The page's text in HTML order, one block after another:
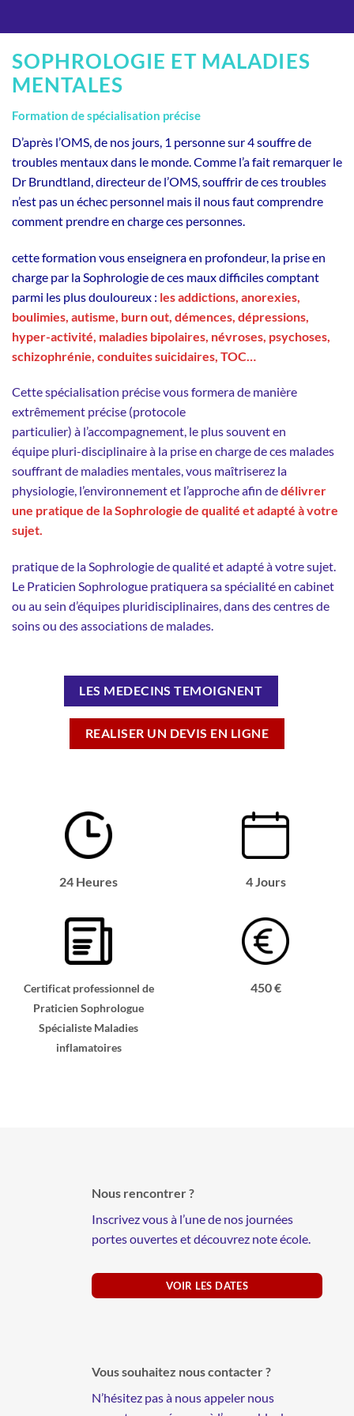
SOPHROLOGIE ET MALADIES
MENTALES
Formation de spécialisation précise
D’après l’OMS, de nos jours, 1 personne sur 4 souffre de
troubles mentaux dans le monde. Comme l’a fait remarquer le
Dr Brundtland, directeur de l’OMS, souffrir de ces troubles
n’est pas un échec personnel mais il nous faut comprendre
comment prendre en charge ces personnes.
cette formation vous enseignera en profondeur, la prise en
charge par la Sophrologie de ces maux difficiles comptant
parmi les plus douloureux : les addictions, anorexies,
boulimies, autisme, burn out, démences, dépressions,
hyper-activité, maladies bipolaires, névroses, psychoses,
schizophrénie, conduites suicidaires, TOC…
Cette spécialisation précise vous formera de manière
extrêmement précise (protocole
particulier) à l’accompagnement, le plus souvent en
équipe pluri-disciplinaire à la prise en charge de ces malades
souffrant de maladies mentales, vous maîtriserez la
physiologie, l’environnement et l’approche afin dedélivrer
une pratique de la Sophrologie de qualité et adapté à votre
sujet.
pratique de la Sophrologie de qualité et adapté à votre sujet.
Le Praticien Sophrologue pratiquera sa spécialité en cabinet
ou au sein d’équipes pluridisciplinaires, dans des centres de
soins ou des associations de malades.
LES MEDECINS TEMOIGNENT
REALISER UN DEVIS EN LIGNE
24 Heures 4 Jours
Certificat professionnel de
Praticien Sophrologue
Spécialiste Maladies
inflamatoires
450 €
Nous rencontrer ?
Inscrivez vous à l’une de nos journées
portes ouvertes et découvrez note école.
VOIR LES DATES
Vous souhaitez nous contacter ?
N’hésitez pas à nous appeler nous